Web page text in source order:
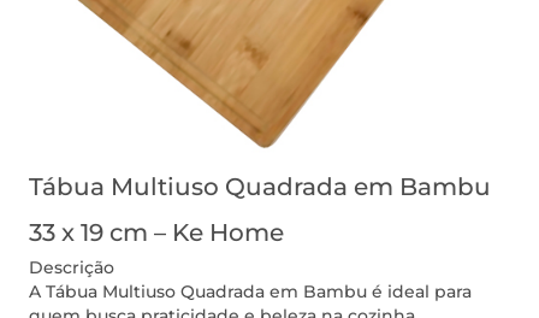
Tábua Multiuso Quadrada em Bambu
33 x 19 cm – Ke Home
Descrição
A Tábua Multiuso Quadrada em Bambu é ideal para